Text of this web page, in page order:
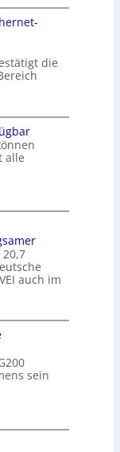
die
alle
auch im
sein